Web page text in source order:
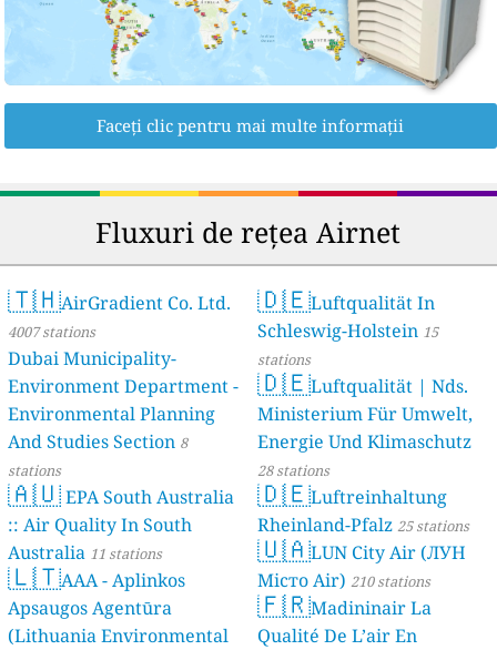
Faceți clic pentru mai multe informații
Fluxuri de rețea Airnet
🇹🇭AirGradient Co. Ltd.
4007 stations
Dubai Municipality-
Environment Department -
Environmental Planning
And Studies Section 8
stations
🇦🇺EPA South Australia
:: Air Quality In South
Australia 11 stations
🇱🇹AAA - Aplinkos
Apsaugos Agentūra
(Lithuania Environmental
🇩🇪Luftqualität In
Schleswig-Holstein 15
stations
🇩🇪Luftqualität | Nds.
Ministerium Für Umwelt,
Energie Und Klimaschutz
28 stations
🇩🇪Luftreinhaltung
Rheinland-Pfalz 25 stations
🇺🇦LUN City Air (ЛУН
Місто Air) 210 stations
🇫🇷Madininair La
Qualité De L’air En